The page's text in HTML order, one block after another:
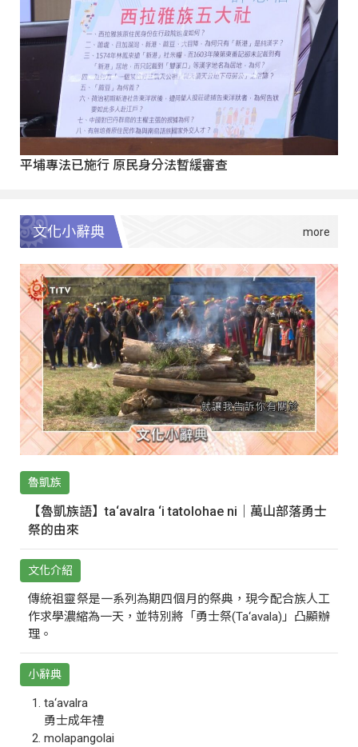
平埔專法已施行 原民身分法暫緩審查
文化小辭典
魯凱族
【魯凱族語】ta‘avalra ‘i tatolohae ni｜萬山部落勇士
祭的由來
文化介紹
傳統祖靈祭是一系列為期四個月的祭典，現今配合族人工
作求學濃縮為一天，並特別將「勇士祭(Ta‘avala)」凸顯辦
理。
小辭典
ta‘avalra
勇士成年禮
molapangolai